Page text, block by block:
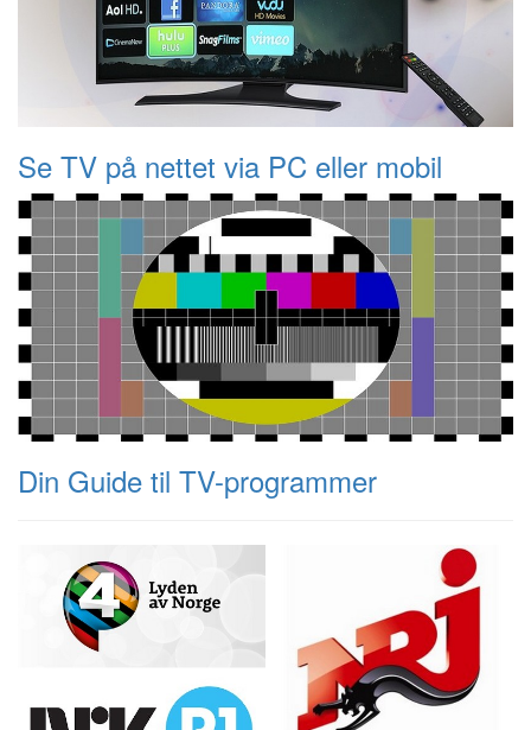
Se TV på nettet via PC eller mobil
Din Guide til TV-programmer